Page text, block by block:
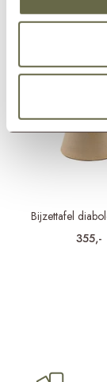
Bijzettafel
355,-